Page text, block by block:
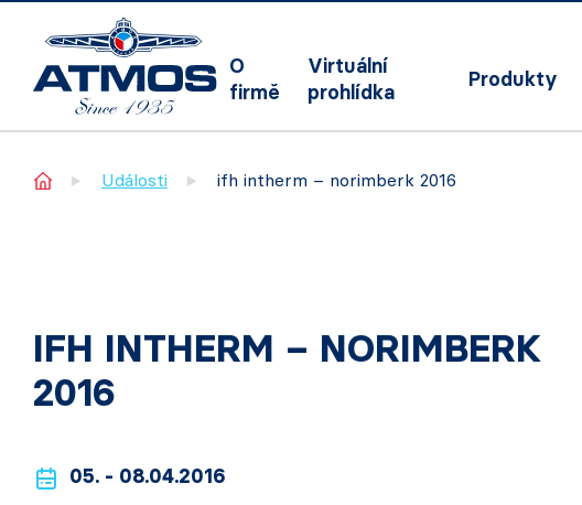
O
firmě
Virtuální
prohlídka
Produkty
Home Události ifh intherm – norimberk 2016
IFH INTHERM – NORIMBERK
2016
05. - 08.04.2016